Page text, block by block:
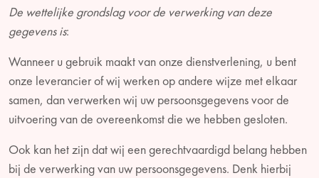
De wettelijke grondslag voor de verwerking van deze
gegevens is:
Wanneer u gebruik maakt van onze dienstverlening, u bent
onze leverancier of wij werken op andere wijze met elkaar
samen, dan verwerken wij uw persoonsgegevens voor de
uitvoering van de overeenkomst die we hebben gesloten.
Ook kan het zijn dat wij een gerechtvaardigd belang hebben
bij de verwerking van uw persoonsgegevens. Denk hierbij